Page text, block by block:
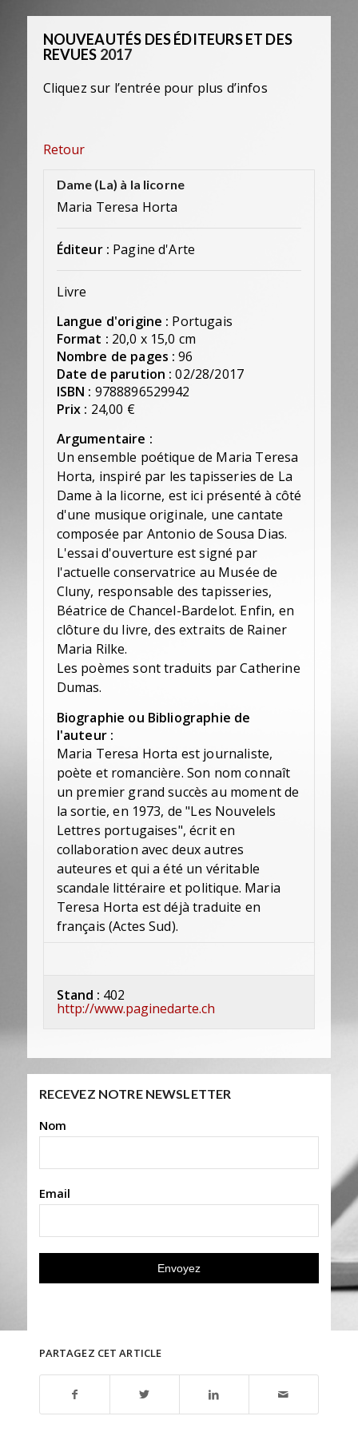
NOUVEAUTÉS DES ÉDITEURS ET DES
REVUES 2017
Cliquez sur l’entrée pour plus d’infos
Retour
Dame (La) à la licorne
Maria Teresa Horta
Éditeur : Pagine d'Arte
Livre
Langue d'origine : Portugais
Format : 20,0 x 15,0 cm
Nombre de pages : 96
Date de parution : 02/28/2017
ISBN : 9788896529942
Prix : 24,00 €
Argumentaire :
Un ensemble poétique de Maria Teresa
Horta, inspiré par les tapisseries de La
Dame à la licorne, est ici présenté à côté
d'une musique originale, une cantate
composée par Antonio de Sousa Dias.
L'essai d'ouverture est signé par
l'actuelle conservatrice au Musée de
Cluny, responsable des tapisseries,
Béatrice de Chancel-Bardelot. Enfin, en
clôture du livre, des extraits de Rainer
Maria Rilke.
Les poèmes sont traduits par Catherine
Dumas.
Biographie ou Bibliographie de
l'auteur :
Maria Teresa Horta est journaliste,
poète et romancière. Son nom connaît
un premier grand succès au moment de
la sortie, en 1973, de "Les Nouvelels
Lettres portugaises", écrit en
collaboration avec deux autres
auteures et qui a été un véritable
scandale littéraire et politique. Maria
Teresa Horta est déjà traduite en
français (Actes Sud).
Stand : 402
http://www.paginedarte.ch
RECEVEZ NOTRE NEWSLETTER
Nom
Email
PARTAGEZ CET ARTICLE